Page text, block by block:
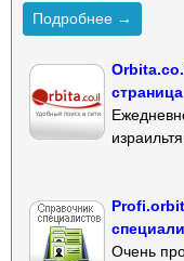
Подробнее →
страница
Очень